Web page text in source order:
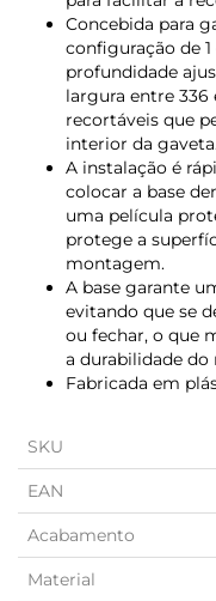
Concebida para
configuração de
profundidade
largura entre 336
recortáveis que
interior da
A instalação é
colocar a base
uma película
protege a
montagem.
A base garante
evitando que se
ou fechar, o que
a durabilidade
Fabricada em
SKU
EAN
Acabamento
Material